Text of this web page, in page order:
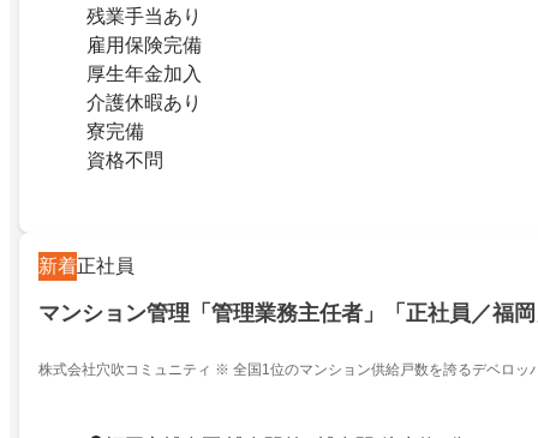
残業手当あり
雇用保険完備
厚生年金加入
介護休暇あり
寮完備
資格不問
新着正社員
マンション管理「管理業務主任者」「正社員／福
株式会社穴吹コミュニティ ※ 全国1位のマンション供給戸数を誇るデベロッ